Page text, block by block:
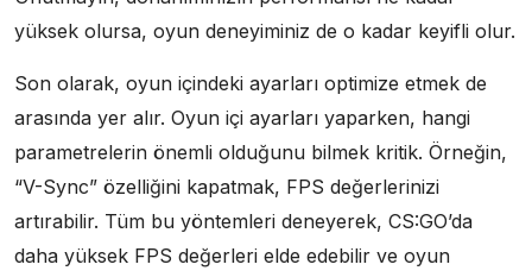
yüksek olursa, oyun deneyiminiz de o kadar keyifli olur.
Son olarak, oyun içindeki ayarları optimize etmek de
arasında yer alır. Oyun içi ayarları yaparken, hangi
parametrelerin önemli olduğunu bilmek kritik. Örneğin,
“V-Sync” özelliğini kapatmak, FPS değerlerinizi
artırabilir. Tüm bu yöntemleri deneyerek, CS:GO’da
daha yüksek FPS değerleri elde edebilir ve oyun